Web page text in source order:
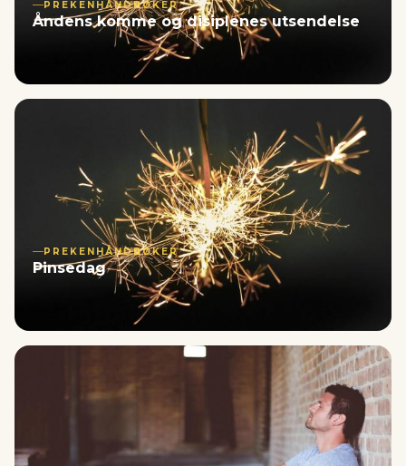
PREKENHÅNDBØKER
Åndens komme og disiplenes utsendelse
PREKENHÅNDBØKER
Pinsedag